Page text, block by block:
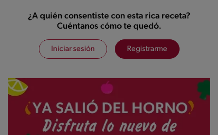
¿A quién consentiste con esta rica receta?
Cuéntanos cómo te quedó.
Iniciar sesión Registrarme